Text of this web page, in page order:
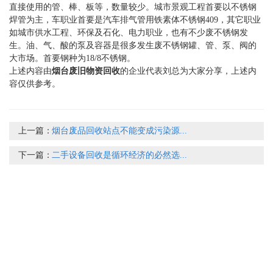
直接使用的管、棒、板等，数量较少。城市景观工程首要以不锈钢
焊管为主，车职业首要是汽车排气管用铁素体不锈钢409，其它职业
如城市供水工程、环保及石化、电力职业，也有不少废不锈钢发
生。油、气、酸的泵及容器是很多发生废不锈钢罐、管、泵、阀的
大市场。首要钢种为18/8不锈钢。
上述内容由烟台废旧物资回收的企业代表刘总为大家分享，上述内
容仅供参考。
上一篇：烟台废品回收站点不能变成污染源...
下一篇：二手设备回收是循环经济的必然选...